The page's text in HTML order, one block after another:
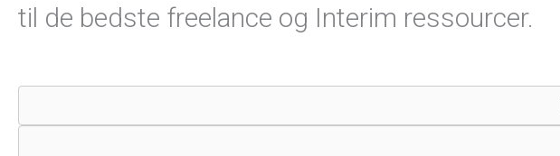
til de bedste freelance og Interim ressourcer.